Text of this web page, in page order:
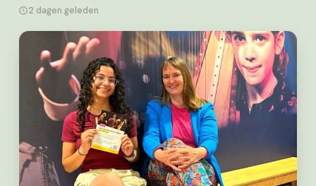
2 dagen geleden